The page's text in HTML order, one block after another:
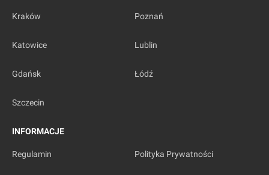
Kraków Poznań
Katowice Lublin
Gdańsk Łódź
Szczecin
INFORMACJE
Regulamin Polityka Prywatności